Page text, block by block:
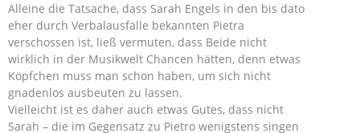
Alleine die Tatsache, dass Sarah Engels in den bis dato
eher durch Verbalausfälle bekannten Pietra
verschossen ist, ließ vermuten, dass Beide nicht
wirklich in der Musikwelt Chancen hätten, denn etwas
Köpfchen muss man schon haben, um sich nicht
gnadenlos ausbeuten zu lassen.
Vielleicht ist es daher auch etwas Gutes, dass nicht
Sarah – die im Gegensatz zu Pietro wenigstens singen